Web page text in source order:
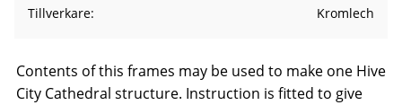
Tillverkare
Kromlech
Contents of this frames may be used to make one Hive
City Cathedral structure. Instruction is fitted to give